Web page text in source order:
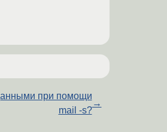
при помощи
mail -s?
→